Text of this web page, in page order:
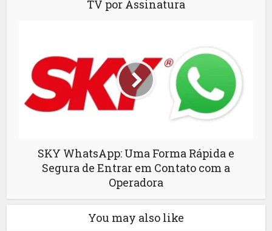
TV por Assinatura
SKY WhatsApp: Uma Forma Rápida e
Segura de Entrar em Contato com a
Operadora
You may also like